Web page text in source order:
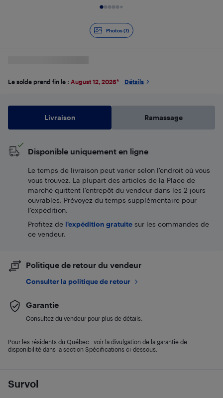
Photos (7)
Survol
Le solde prend fin le : August 12, 2026* Détails
Livraison Ramassage
Disponible uniquement en ligne
Le temps de livraison peut varier selon l'endroit où vous
vous trouvez. La plupart des articles de la Place de
marché quittent l’entrepôt du vendeur dans les 2 jours
ouvrables. Prévoyez du temps supplémentaire pour
l’expédition.
Profitez de l'expédition gratuite sur les commandes de
ce vendeur.
Politique de retour du vendeur
Consulter la politique de retour
Garantie
Consultez du vendeur pour plus de détails.
Pour les résidents du Québec : voir la divulgation de la garantie de
disponibilité dans la section Spécifications ci-dessous.